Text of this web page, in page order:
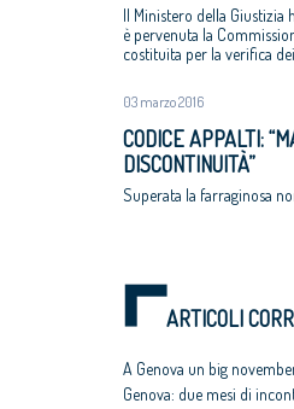
Il Ministero della Giustizia
è pervenuta la
costituita per la verifica
03 marzo 2016
CODICE APPALTI:
DISCONTINUITÀ”
Superata la farraginosa
ARTICOLI
A Genova un big
Genova: due mesi di